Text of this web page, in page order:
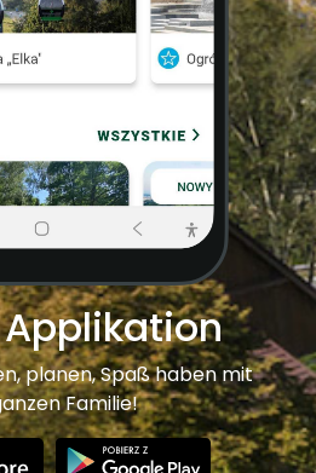
planen, Spaß haben mit
Familie!